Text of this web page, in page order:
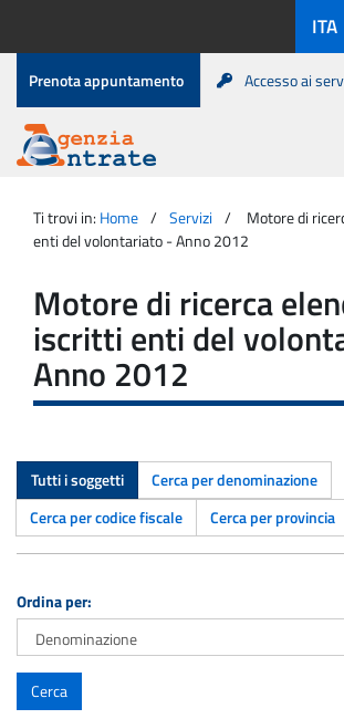
contenuto
ITA
Menu
di
servizio
Prenota appuntamento Accesso ai
Agenzia
Entrate
principale
Ti trovi in: Home Servizi
Motore di
enti del volontariato - Anno 2012
Motore di ricerca
iscritti enti del
Anno 2012
Tutti i soggetti
Cerca per denominazione
Cerca per codice fiscale
Cerca per provincia
Ordina per: